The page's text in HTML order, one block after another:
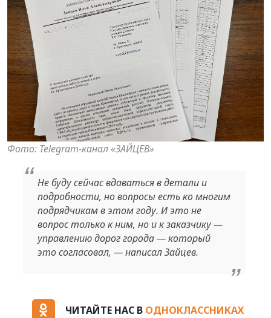
Фото: Telegram-канал «ЗАЙЦЕВ»
Не буду сейчас вдаваться в детали и
подробности, но вопросы есть ко многим
подрядчикам в этом году. И это не
вопрос только к ним, но и к заказчику —
управлению дорог города — который
это согласовал, — написал Зайцев.
ЧИТАЙТЕ НАС В ОДНОКЛАССНИКАХ